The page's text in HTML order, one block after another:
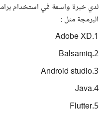
لدي خبرة واسعة في استخدام
البرمجة مثل :
1.Adobe XD
2.Balsamiq
3.Android studio
4.Java
5.Flutter